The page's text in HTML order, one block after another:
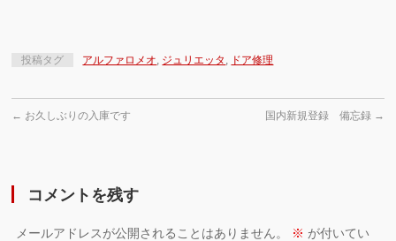
投稿タグ アルファロメオ, ジュリエッタ , ドア修理
← お久しぶりの入庫です 国内新規登録 備忘録 →
コメントを残す
メールアドレスが公開されることはありません。 ※ が付いてい